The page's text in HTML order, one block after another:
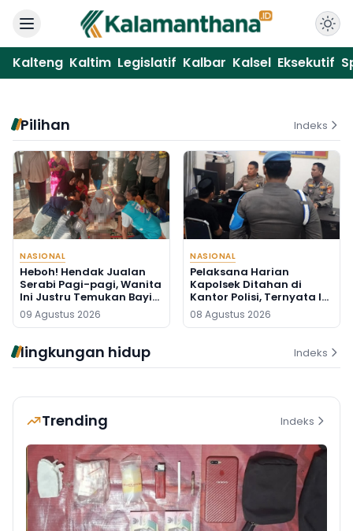
Kalteng Kaltim Legislatif Kalbar Kalsel Eksekutif
Pilihan Indeks
NASIONAL
Heboh! Hendak Jualan
Serabi Pagi-pagi, Wanita
Ini Justru Temukan Bayi
Baru Lahir di Pos Kamling
09 Agustus 2026
NASIONAL
Pelaksana Harian
Kapolsek Ditahan di
Kantor Polisi, Ternyata Ini
Penyebabnya
08 Agustus 2026
lingkungan hidup Indeks
Trending Indeks